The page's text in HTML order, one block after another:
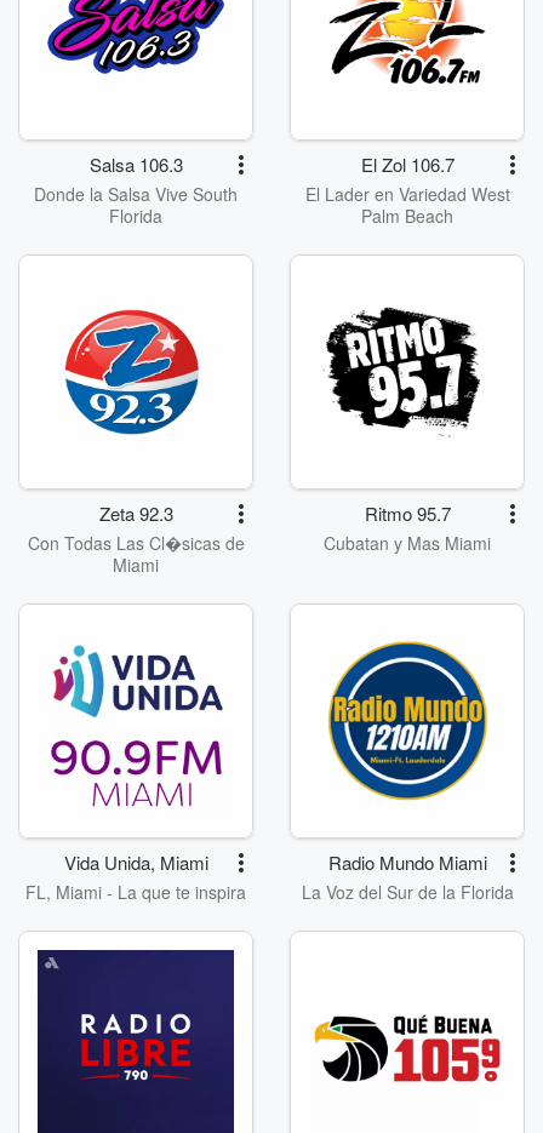
Salsa 106.3
Donde la Salsa Vive South
Florida
El Zol 106.7
El Lader en Variedad West
Palm Beach
Zeta 92.3
Con Todas Las Cl�sicas de
Miami
Ritmo 95.7
Cubatan y Mas Miami
Vida Unida, Miami
FL, Miami - La que te inspira
Radio Mundo Miami
La Voz del Sur de la Florida